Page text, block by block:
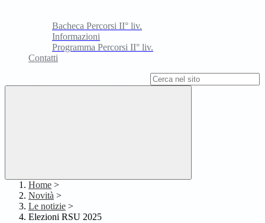
Bacheca Percorsi II° liv.
Informazioni
Programma Percorsi II° liv.
Contatti
Home >
Novità >
Le notizie >
Elezioni RSU 2025